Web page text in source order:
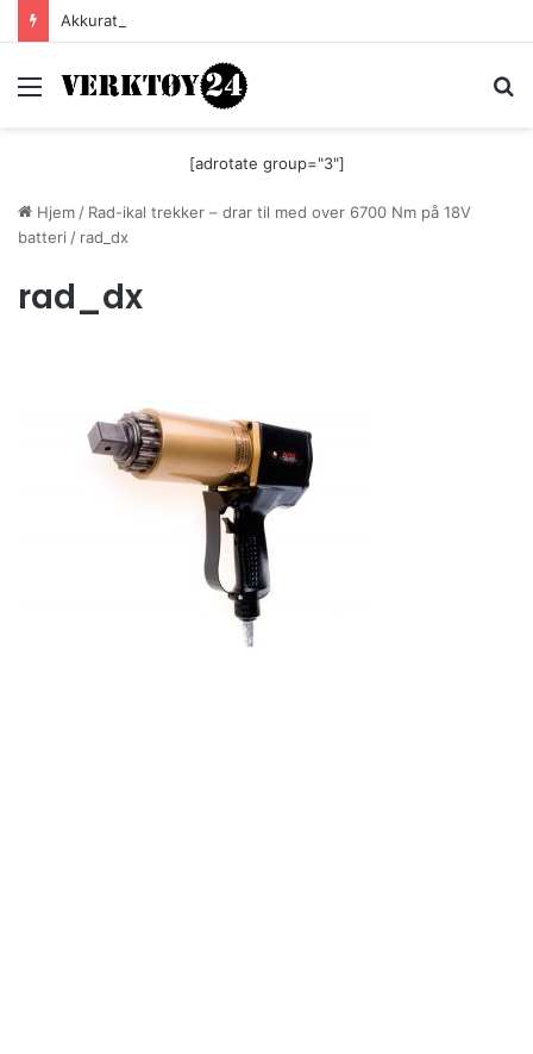
Akkurat nå er batteri-bordsaga til Festool billigere
Meny
[adrotate group="3"]
Hjem / Rad-ikal trekker – drar til med over 6700 Nm på 18V
batteri / rad_dx
rad_dx